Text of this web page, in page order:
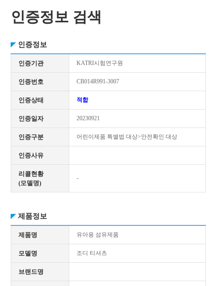
인증정보 검색
인증정보
인증기관 KATRI시험연구원
인증번호 CB014R991-3007
인증상태 적합
인증일자 20230921
인증구분 어린이제품 특별법 대상>안전확인 대상
인증사유
리콜현황
(모델명)
-
제품정보
제품명 유아용 섬유제품
모델명 조디 티셔츠
브랜드명